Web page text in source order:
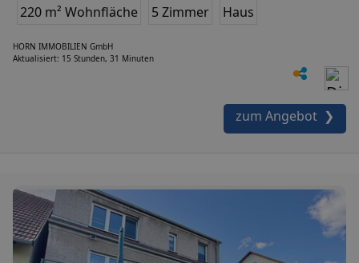
220 m² Wohnfläche
5 Zimmer Haus
HORN IMMOBILIEN GmbH
Aktualisiert: 15 Stunden, 31 Minuten
zum Angebot ❯